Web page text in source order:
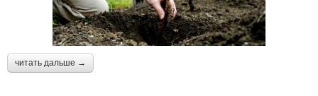
читать дальше →